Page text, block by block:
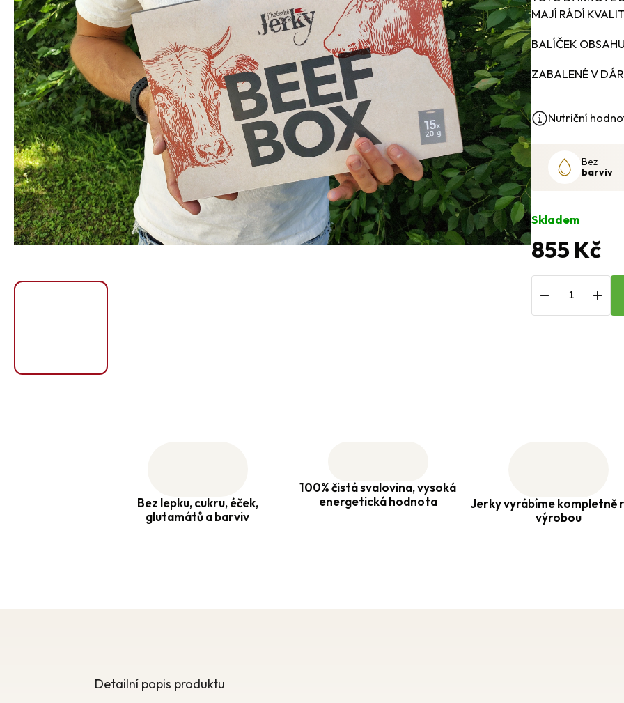
5
855 Kč
Skladem
+
−
MAJÍ RÁDÍ
BALÍČEK
ZABALENÉ V
Nutriční
Bez
barviv
Bez lepku, cukru, éček,
glutamátů a barviv
100% čistá svalovina, vysoká
energetická hodnota
Jerky vyrábíme kompletně
výrobou
Detailní popis produktu